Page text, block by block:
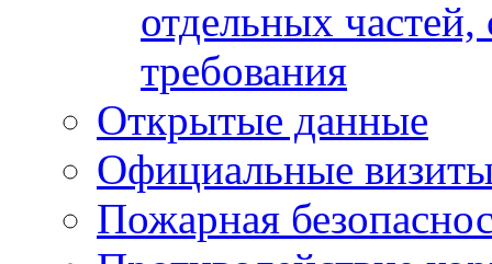
отдельных
требования
Открытые данные
Официальные
Пожарная